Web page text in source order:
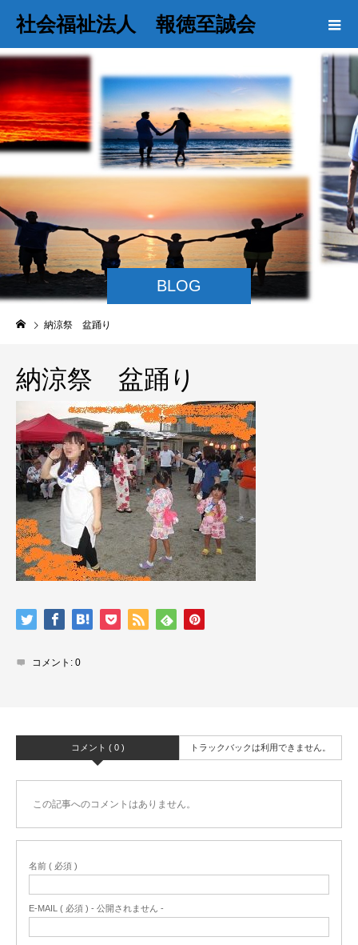
社会福祉法人 報徳至誠会
BLOG
納涼祭 盆踊り
納涼祭 盆踊り
コメント: 0
コメント ( 0 ) トラックバックは利用できません。
この記事へのコメントはありません。
名前 ( 必須 )
E-MAIL ( 必須 ) - 公開されません -